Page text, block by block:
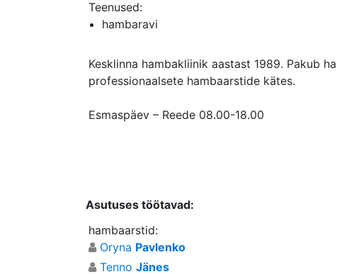
Teenused:
hambaravi
Kesklinna hambakliinik aastast 1989. Pakub
professionaalsete hambaarstide kätes.
Esmaspäev – Reede 08.00-18.00
Asutuses töötavad:
hambaarstid:
Oryna Pavlenko
Tenno Jänes